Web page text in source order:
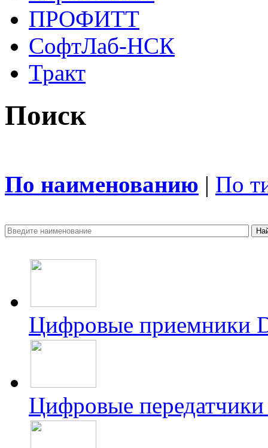
ПРОФИТТ
СофтЛаб-НСК
Тракт
Поиск
По наименованию | По
Цифровые приемники
Цифровые